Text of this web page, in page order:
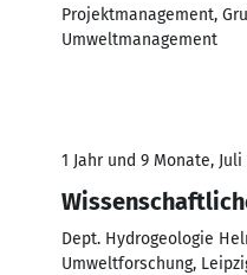
Projektmanagement,
Umweltmanagement
1 Jahr und 9 Monate,
Dept. Hydrogeologie
Umweltforschung,